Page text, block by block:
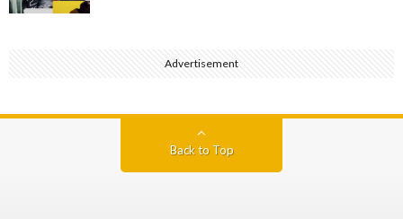
Advertisement
Back to Top